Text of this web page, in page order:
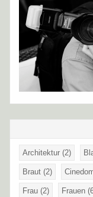
Architektur (2)
Braut (2)
Frau (2) Frauen